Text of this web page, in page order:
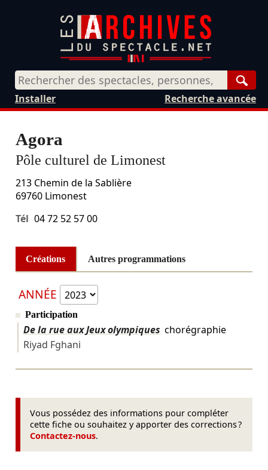
Recherche avancée
Installer
Agora
Pôle culturel de Limonest
213 Chemin de la Sablière
69760 Limonest
Tél 04 72 52 57 00
Créations Autres programmations
ANNÉE
Participation
De la rue aux Jeux olympiques chorégraphie
Riyad Fghani
Vous possédez des informations pour compléter
cette fiche ou souhaitez y apporter des corrections ?
Contactez-nous.